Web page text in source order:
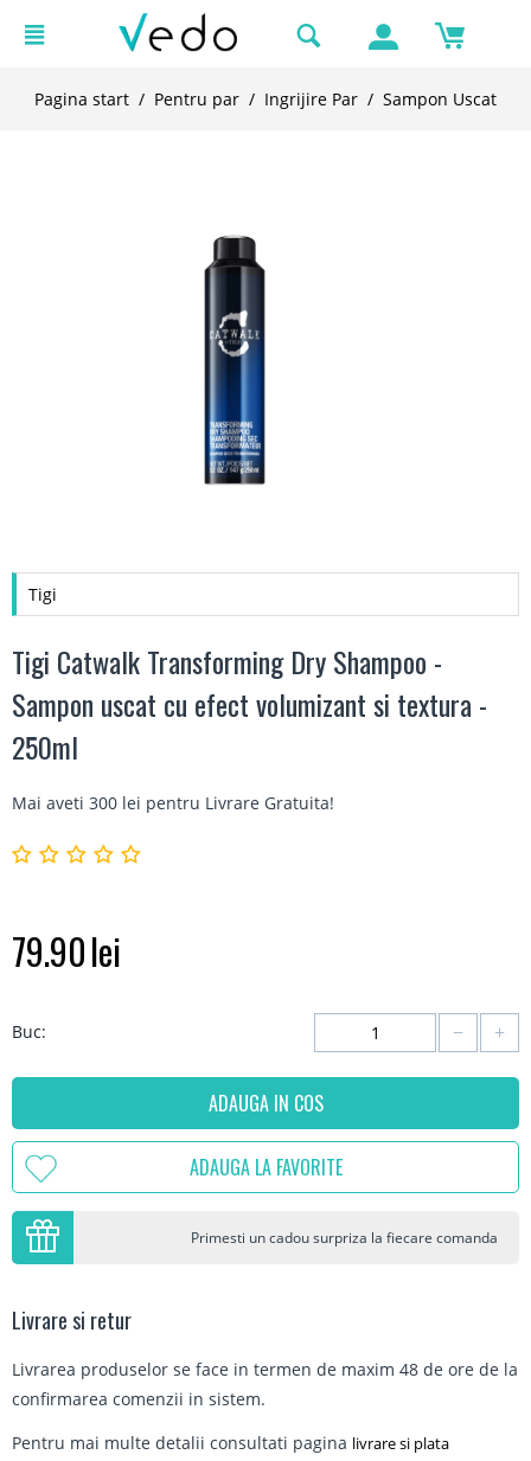
Pagina start / Pentru par / Ingrijire Par / Sampon Uscat
Tigi
Tigi Catwalk Transforming Dry Shampoo -
Sampon uscat cu efect volumizant si textura -
250ml
Mai aveti 300 lei pentru Livrare Gratuita!
79.90lei
Buc: +
−
ADAUGA IN COS
ADAUGA LA FAVORITE
Primesti un cadou surpriza la fiecare comanda
Livrare si retur
Livrarea produselor se face in termen de maxim 48 de ore de la
confirmarea comenzii in sistem.
Pentru mai multe detalii consultati pagina livrare si plata